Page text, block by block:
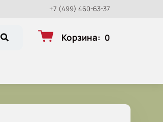
+7 (499) 460-63-37
Корзина: 0